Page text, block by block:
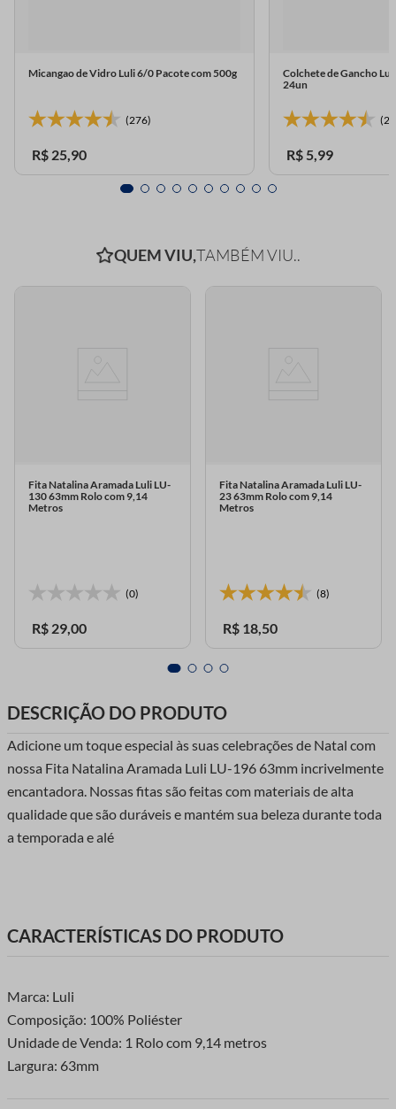
Micangao de Vidro Luli 6/0 Pacote com 500g
(276)
R$ 25,90
Colchete de Gancho
24un
R$ 5,99
QUEM VIU,TAMBÉM VIU..
Fita Natalina Aramada Luli LU-
130 63mm Rolo com 9,14
Metros
(0)
R$ 29,00
Fita Natalina Aramada Luli LU-
23 63mm Rolo com 9,14
Metros
(8)
R$ 18,50
DESCRIÇÃO DO PRODUTO
Adicione um toque especial às suas celebrações de Natal com
nossa Fita Natalina Aramada Luli LU-196 63mm incrivelmente
encantadora. Nossas fitas são feitas com materiais de alta
qualidade que são duráveis e mantém sua beleza durante toda
a temporada e alé
CARACTERÍSTICAS DO PRODUTO
Marca: Luli
Composição: 100% Poliéster
Unidade de Venda: 1 Rolo com 9,14 metros
Largura: 63mm